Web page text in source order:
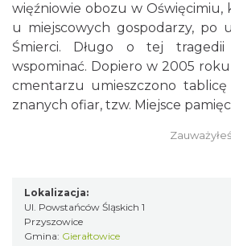
więźniowie obozu w Oświęcimiu,
u miejscowych gospodarzy, po
Śmierci. Długo o tej
wspominać. Dopiero w 2005
cmentarzu umieszczono
znanych ofiar, tzw. Miejsce
Lokalizacja:
Ul. Powstańców Śląskich 1
Przyszowice
Gmina: Gierałtowice